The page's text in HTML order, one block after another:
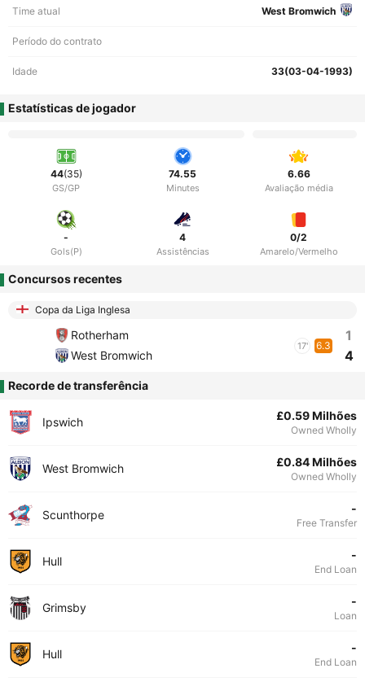
Time atual West Bromwich
Período do contrato
Idade 33(03-04-1993)
Estatísticas de jogador
44(35)
GS/GP
74.55
Minutes
6.66
Avaliação média
-
Gols(P)
4
Assistências
0/2
Amarelo/Vermelho
Concursos recentes
Copa da Liga Inglesa
Rotherham
West Bromwich
17' 6.3
1
4
Recorde de transferência
Ipswich £0.59 Milhões
Owned Wholly
West Bromwich £0.84 Milhões
Owned Wholly
Scunthorpe -
Free Transfer
Hull -
End Loan
Grimsby -
Loan
Hull -
End Loan